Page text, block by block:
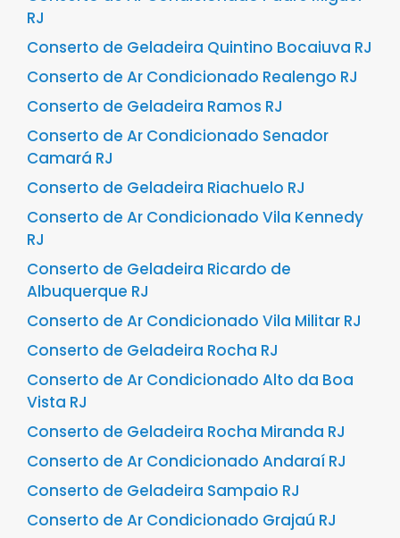
RJ
Conserto de Geladeira Quintino Bocaiuva RJ
Conserto de Ar Condicionado Realengo RJ
Conserto de Geladeira Ramos RJ
Conserto de Ar Condicionado Senador
Camará RJ
Conserto de Geladeira Riachuelo RJ
Conserto de Ar Condicionado Vila Kennedy
RJ
Conserto de Geladeira Ricardo de
Albuquerque RJ
Conserto de Ar Condicionado Vila Militar RJ
Conserto de Geladeira Rocha RJ
Conserto de Ar Condicionado Alto da Boa
Vista RJ
Conserto de Geladeira Rocha Miranda RJ
Conserto de Ar Condicionado Andaraí RJ
Conserto de Geladeira Sampaio RJ
Conserto de Ar Condicionado Grajaú RJ